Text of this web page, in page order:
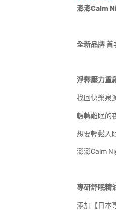
澎澎Calm
全新品牌
淨釋壓力重
找回快樂泉
輾轉難眠的
想要輕鬆入
澎澎Calm
專研舒眠精
添加【日本